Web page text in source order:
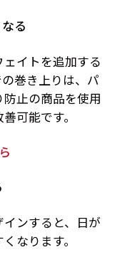
る
イトを追加する
巻き上りは、パ
止の商品を使用
可能です。
ンすると、日が
なります。